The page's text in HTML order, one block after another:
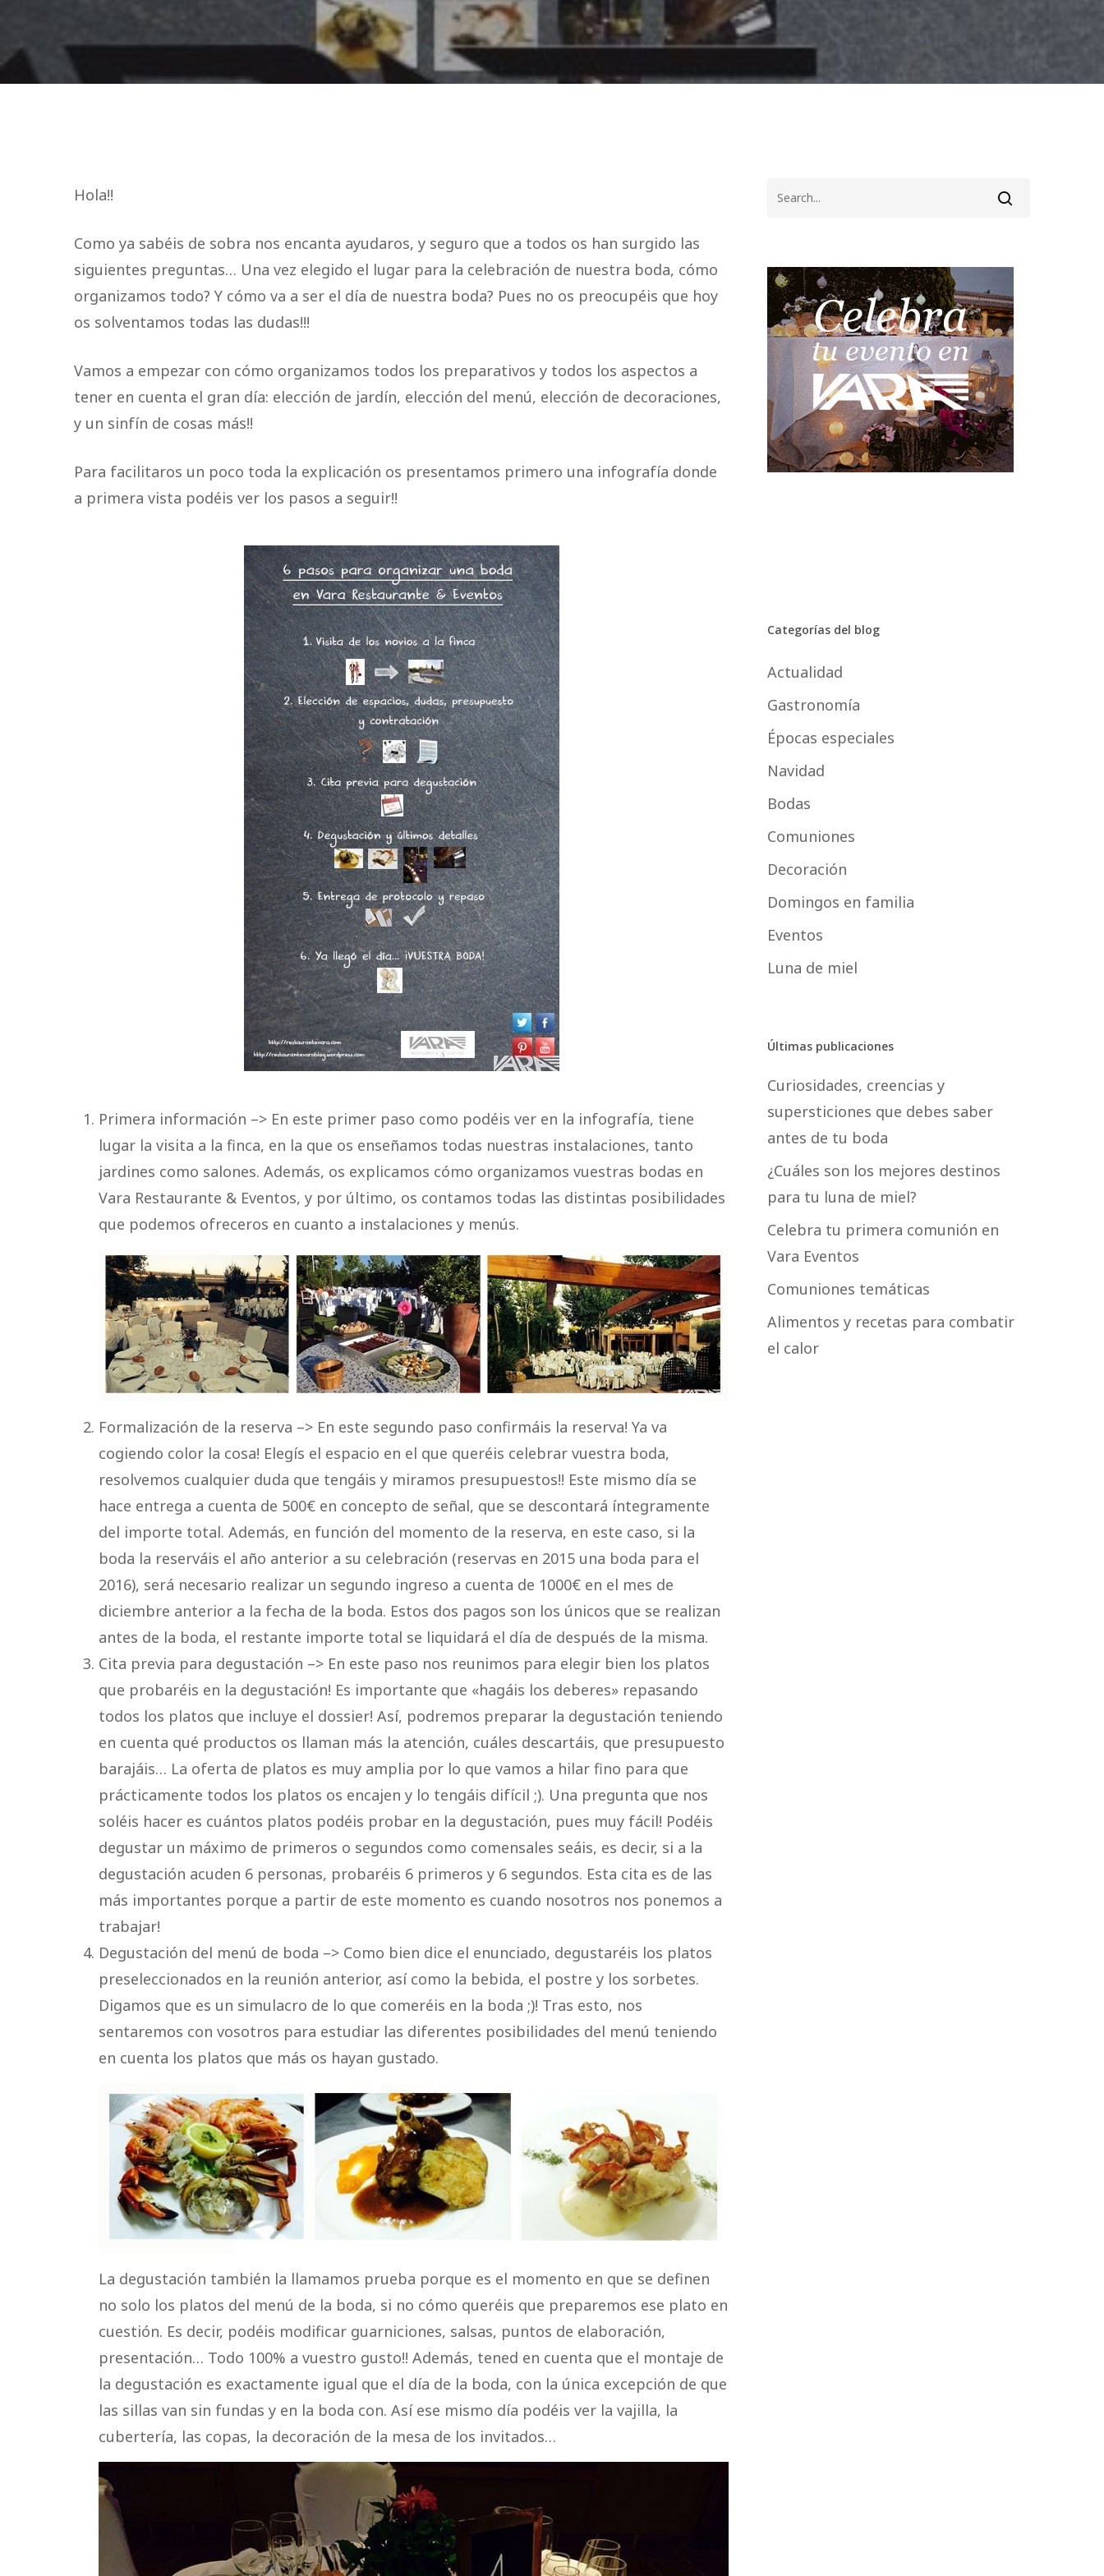
Hola!!
Como ya sabéis de sobra nos encanta ayudaros, y seguro que a todos os han surgido las
siguientes preguntas… Una vez elegido el lugar para la celebración de nuestra boda, cómo
organizamos todo? Y cómo va a ser el día de nuestra boda? Pues no os preocupéis que hoy
os solventamos todas las dudas!!!
Vamos a empezar con cómo organizamos todos los preparativos y todos los aspectos a
tener en cuenta el gran día: elección de jardín, elección del menú, elección de decoraciones,
y un sinfín de cosas más!!
Para facilitaros un poco toda la explicación os presentamos primero una infografía donde
a primera vista podéis ver los pasos a seguir!!
Primera información –> En este primer paso como podéis ver en la infografía, tiene
lugar la visita a la finca, en la que os enseñamos todas nuestras instalaciones, tanto
jardines como salones. Además, os explicamos cómo organizamos vuestras bodas en
Vara Restaurante & Eventos, y por último, os contamos todas las distintas posibilidades
que podemos ofreceros en cuanto a instalaciones y menús.
Formalización de la reserva –> En este segundo paso confirmáis la reserva! Ya va
cogiendo color la cosa! Elegís el espacio en el que queréis celebrar vuestra boda,
resolvemos cualquier duda que tengáis y miramos presupuestos!! Este mismo día se
hace entrega a cuenta de 500€ en concepto de señal, que se descontará íntegramente
del importe total. Además, en función del momento de la reserva, en este caso, si la
boda la reserváis el año anterior a su celebración (reservas en 2015 una boda para el
2016), será necesario realizar un segundo ingreso a cuenta de 1000€ en el mes de
diciembre anterior a la fecha de la boda. Estos dos pagos son los únicos que se realizan
antes de la boda, el restante importe total se liquidará el día de después de la misma.
Cita previa para degustación –> En este paso nos reunimos para elegir bien los platos
que probaréis en la degustación! Es importante que «hagáis los deberes» repasando
todos los platos que incluye el dossier! Así, podremos preparar la degustación teniendo
en cuenta qué productos os llaman más la atención, cuáles descartáis, que presupuesto
barajáis… La oferta de platos es muy amplia por lo que vamos a hilar fino para que
prácticamente todos los platos os encajen y lo tengáis difícil ;). Una pregunta que nos
soléis hacer es cuántos platos podéis probar en la degustación, pues muy fácil! Podéis
degustar un máximo de primeros o segundos como comensales seáis, es decir, si a la
degustación acuden 6 personas, probaréis 6 primeros y 6 segundos. Esta cita es de las
más importantes porque a partir de este momento es cuando nosotros nos ponemos a
trabajar!
Degustación del menú de boda –> Como bien dice el enunciado, degustaréis los platos
preseleccionados en la reunión anterior, así como la bebida, el postre y los sorbetes.
Digamos que es un simulacro de lo que comeréis en la boda ;)! Tras esto, nos
sentaremos con vosotros para estudiar las diferentes posibilidades del menú teniendo
en cuenta los platos que más os hayan gustado.
La degustación también la llamamos prueba porque es el momento en que se definen
no solo los platos del menú de la boda, si no cómo queréis que preparemos ese plato en
cuestión. Es decir, podéis modificar guarniciones, salsas, puntos de elaboración,
presentación… Todo 100% a vuestro gusto!! Además, tened en cuenta que el montaje de
la degustación es exactamente igual que el día de la boda, con la única excepción de que
las sillas van sin fundas y en la boda con. Así ese mismo día podéis ver la vajilla, la
cubertería, las copas, la decoración de la mesa de los invitados…
Categorías del blog
Actualidad
Gastronomía
Épocas especiales
Navidad
Bodas
Comuniones
Decoración
Domingos en familia
Eventos
Luna de miel
Últimas publicaciones
Curiosidades, creencias y
supersticiones que debes saber
antes de tu boda
¿Cuáles son los mejores destinos
para tu luna de miel?
Celebra tu primera comunión en
Vara Eventos
Comuniones temáticas
Alimentos y recetas para combatir
el calor